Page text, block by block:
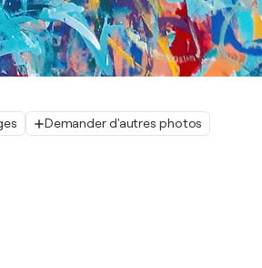
Demander d'autres photos